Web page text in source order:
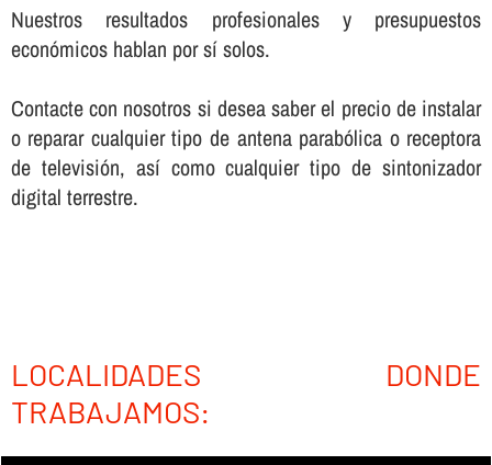
Nuestros resultados profesionales y presupuestos
económicos hablan por sí­ solos.
Contacte con nosotros si desea saber el precio de instalar
o reparar cualquier tipo de antena parabólica o receptora
de televisión, así­ como cualquier tipo de sintonizador
digital terrestre.
LOCALIDADES DONDE
TRABAJAMOS: